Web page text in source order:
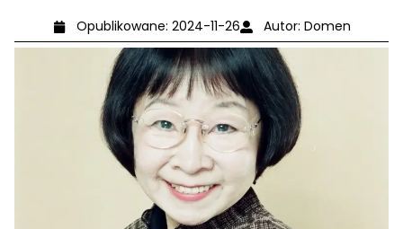
Opublikowane: 2024-11-26 Autor: Domen